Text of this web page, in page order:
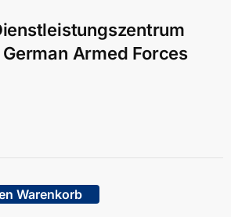
German Armed Forces
Warenkorb